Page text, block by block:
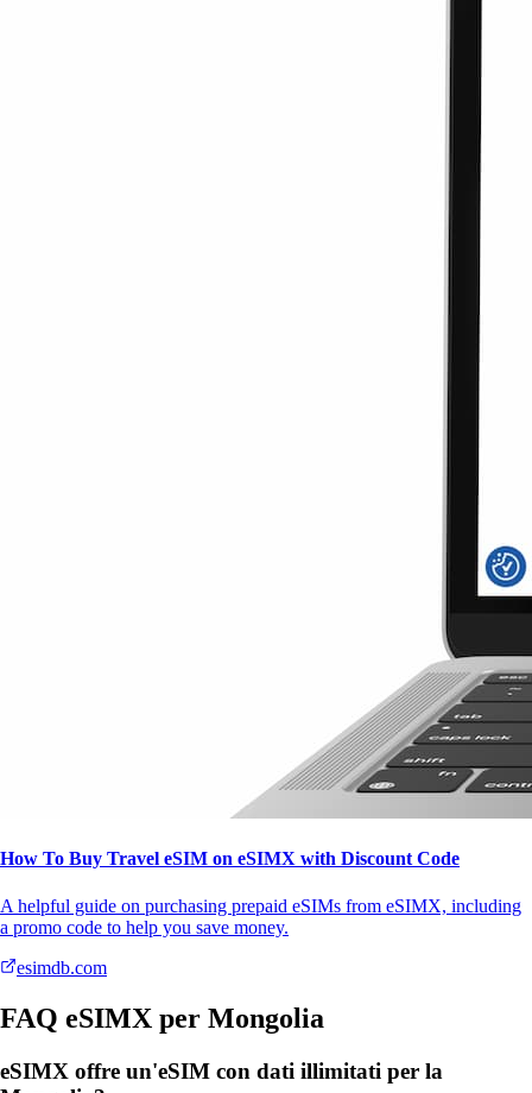
How To Buy Travel eSIM on eSIMX with Discount Code
A helpful guide on purchasing prepaid eSIMs from eSIMX, including
a promo code to help you save money.
esimdb.com
FAQ eSIMX per Mongolia
eSIMX offre un'eSIM con dati illimitati per la